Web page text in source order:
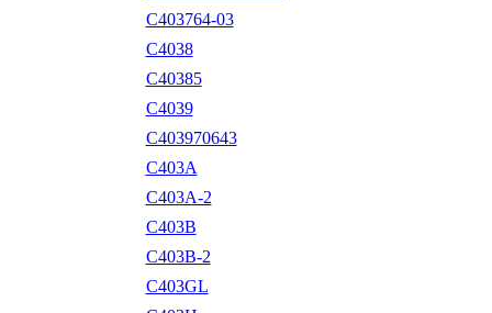
C403764-03
C4038
C40385
C4039
C403970643
C403A
C403A-2
C403B
C403B-2
C403GL